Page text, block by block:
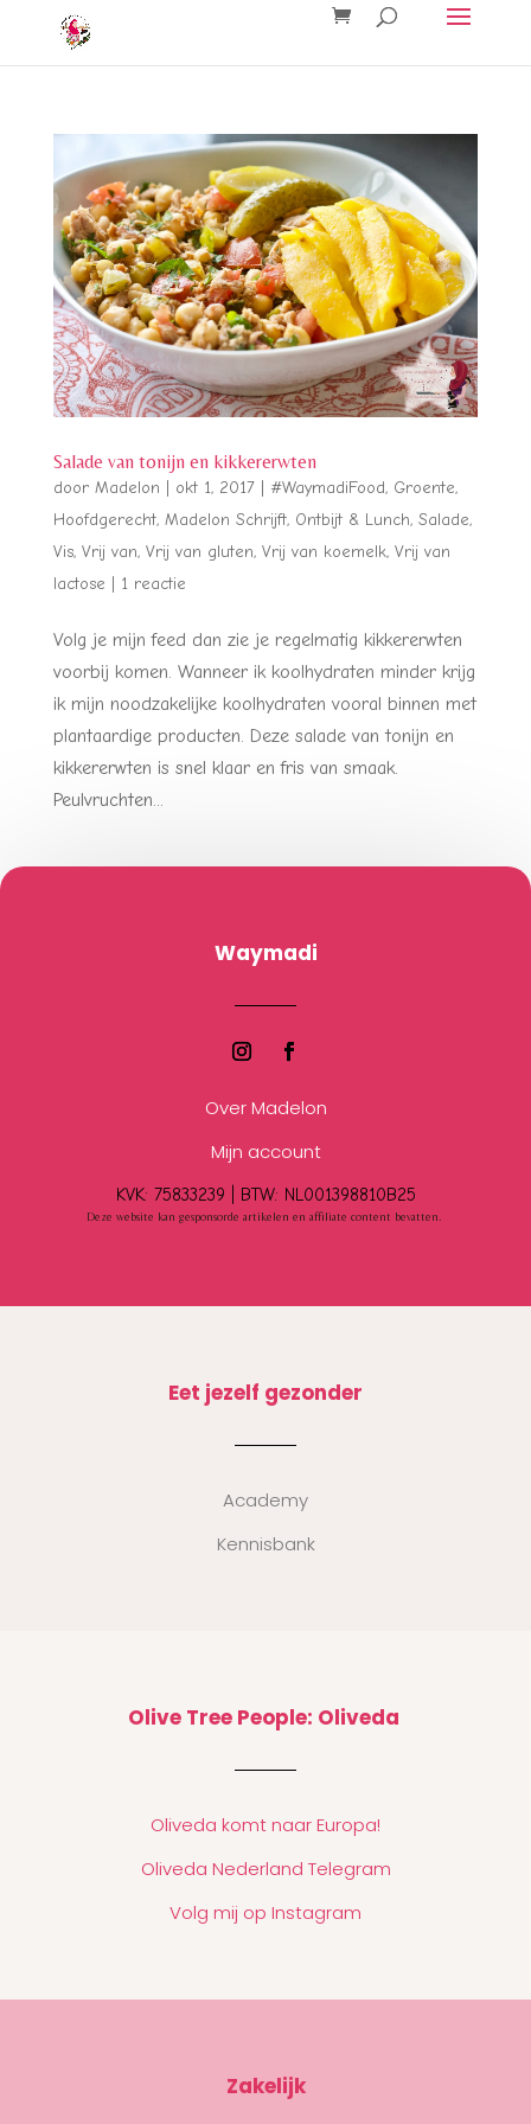
Salade van tonijn en kikkererwten
door Madelon okt 1, 2017| #WaymadiFood, Groente,
Hoofdgerecht, Madelon Schrijft, Ontbijt & Lunch, Salade,
Vis, Vrij van, Vrij van gluten, Vrij van koemelk, Vrij van
lactose
1 reactie
Volg je mijn feed dan zie je regelmatig kikkererwten
voorbij komen. Wanneer ik koolhydraten minder krijg
ik mijn noodzakelijke koolhydraten vooral binnen met
plantaardige producten. Deze salade van tonijn en
kikkererwten is snel klaar en fris van smaak.
Peulvruchten...
Waymadi
Over Madelon
Mijn account
KVK: 75833239 | BTW: NL001398810B25
Deze website kan gesponsorde artikelen en affiliate content bevatten.
Eet jezelf gezonder
Academy
Kennisbank
Olive Tree People: Oliveda
Oliveda komt naar Europa!
Oliveda Nederland Telegram
Volg mij op Instagram
Zakelijk